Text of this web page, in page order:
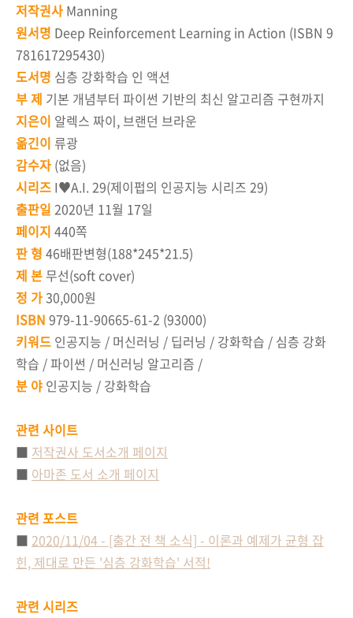
저작권사 Manning
원서명 Deep Reinforcement Learning in Action (ISBN 9
781617295430)
도서명 심층 강화학습 인 액션
부 제 기본 개념부터 파이썬 기반의 최신 알고리즘 구현까지
지은이 알렉스 짜이, 브랜던 브라운
옮긴이 류광
감수자 (없음)
시리즈 I♥A.I. 29(제이펍의 인공지능 시리즈 29)
출판일 2020년 11월 17일
페이지 440쪽
판 형 46배판변형(188*245*21.5)
제 본 무선(soft cover)
정 가30,000원
ISBN 979-11-90665-61-2 (93000)
키워드 인공지능 / 머신러닝 / 딥러닝 / 강화학습 / 심층 강화
학습 / 파이썬 / 머신러닝 알고리즘 /
분 야 인공지능 / 강화학습
관련 사이트
■ 저작권사 도서소개 페이지
■ 아마존 도서 소개 페이지
관련 포스트
■ 2020/11/04 - [출간 전 책 소식] - 이론과 예제가 균형 잡
힌, 제대로 만든 '심층 강화학습' 서적!
관련 시리즈